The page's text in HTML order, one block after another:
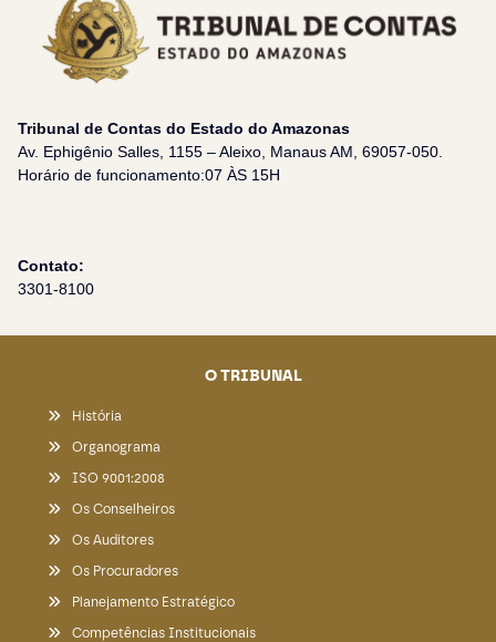
Tribunal de Contas do Estado do Amazonas
Av. Ephigênio Salles, 1155 – Aleixo, Manaus AM, 69057-050.
Horário de funcionamento:07 ÀS 15H
Contato:
3301-8100
O TRIBUNAL
História
Organograma
ISO 9001:2008
Os Conselheiros
Os Auditores
Os Procuradores
Planejamento Estratégico
Competências Institucionais